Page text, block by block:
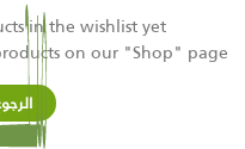
in the wishlist yet.
on our "Shop" page.